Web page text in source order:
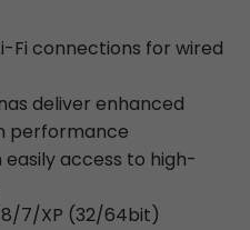
Fi connections for wired
deliver enhanced
performance
easily access to high-
8/7/XP (32/64bit)